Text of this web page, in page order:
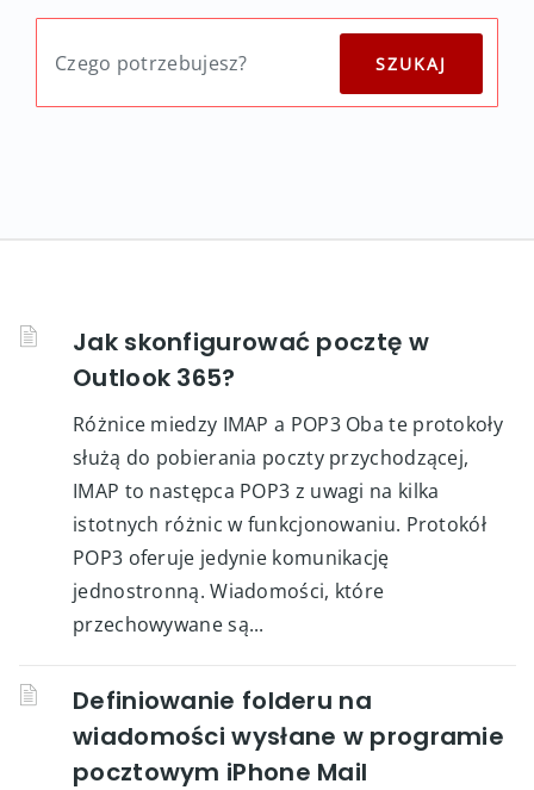
Jak skonfigurować pocztę w
Outlook 365?
Różnice miedzy IMAP a POP3 Oba te protokoły
służą do pobierania poczty przychodzącej,
IMAP to następca POP3 z uwagi na kilka
istotnych różnic w funkcjonowaniu. Protokół
POP3 oferuje jedynie komunikację
jednostronną. Wiadomości, które
przechowywane są...
Definiowanie folderu na
wiadomości wysłane w programie
pocztowym iPhone Mail